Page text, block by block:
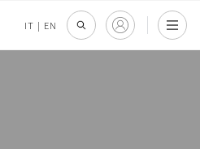
IT | EN